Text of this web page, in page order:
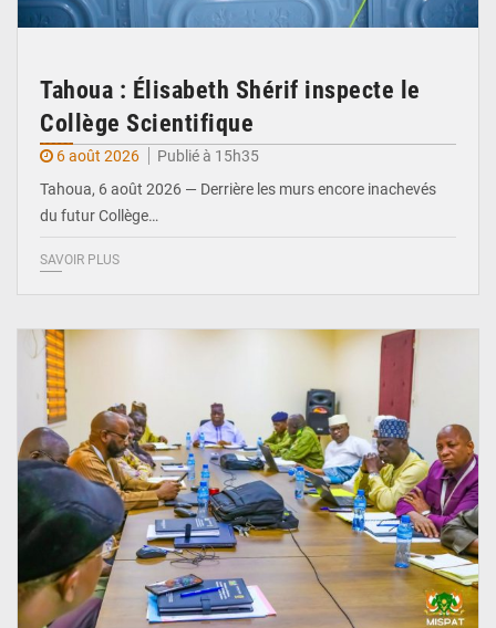
Tahoua : Élisabeth Shérif inspecte le
Collège Scientifique
6 août 2026
Publié à 15h35
Tahoua, 6 août 2026 — Derrière les murs encore inachevés
du futur Collège…
SAVOIR PLUS